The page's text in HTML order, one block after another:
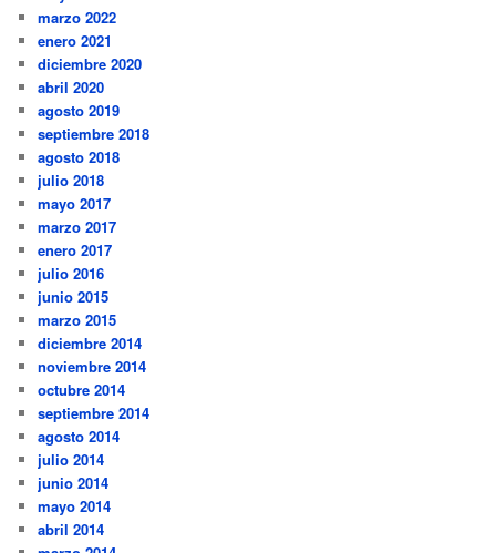
marzo 2022
enero 2021
diciembre 2020
abril 2020
agosto 2019
septiembre 2018
agosto 2018
julio 2018
mayo 2017
marzo 2017
enero 2017
julio 2016
junio 2015
marzo 2015
diciembre 2014
noviembre 2014
octubre 2014
septiembre 2014
agosto 2014
julio 2014
junio 2014
mayo 2014
abril 2014